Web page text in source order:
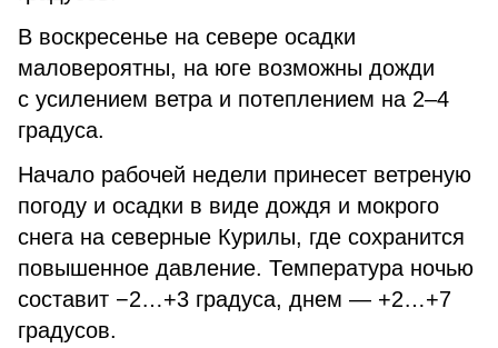
В воскресенье на севере осадки
маловероятны, на юге возможны дожди
с усилением ветра и потеплением на 2–4
градуса.
Начало рабочей недели принесет ветреную
погоду и осадки в виде дождя и мокрого
снега на северные Курилы, где сохранится
повышенное давление. Температура ночью
составит −2…+3 градуса, днем — +2…+7
градусов.